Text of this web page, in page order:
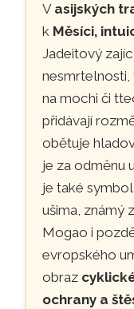
V asijských
k Měsíci,
Jadeitový
nesmrtelnosti,
na mochi či
přidávají
obětuje
je za odměnu
je také symbol
ušima, známý
Mogao i
evropského
obraz
ochrany a